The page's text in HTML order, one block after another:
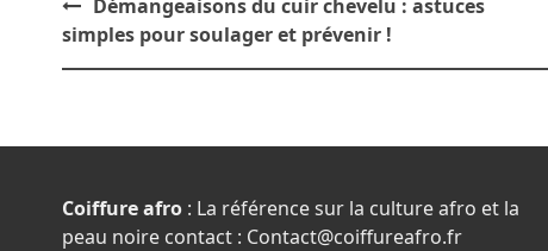
navigation
Démangeaisons du cuir chevelu : astuces
simples pour soulager et prévenir !
Coiffure afro : La référence sur la culture afro et la
peau noire contact : Contact@coiffureafro.fr